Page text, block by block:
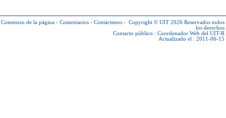
Comienzo de la página - Comentarios - Contáctenos - Copyright © UIT 2026 Reservados todos
los derechos
Contacto público : Coordenador Web del UIT-R
Actualizado el : 2011-06-15